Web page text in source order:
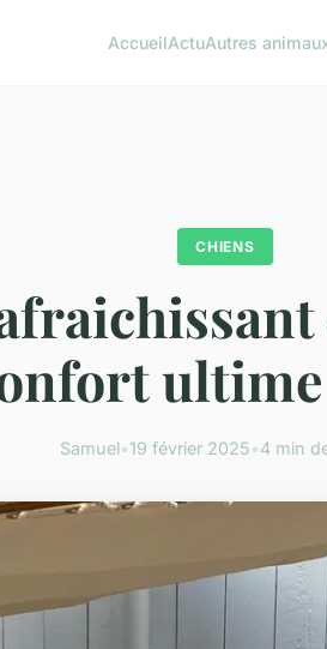
AccueilActuAutres
CHIENS
ultime
Samuel•19 février 2025•4 min